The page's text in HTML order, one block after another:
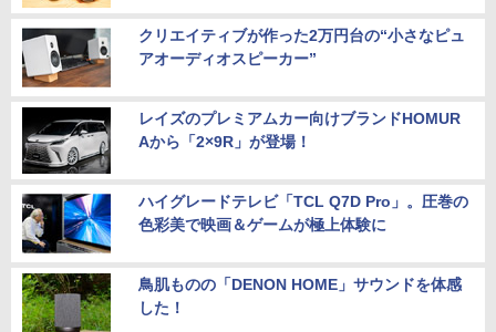
クリエイティブが作った2万円台の“小さなピュ
アオーディオスピーカー”
レイズのプレミアムカー向けブランドHOMUR
Aから「2×9R」が登場！
ハイグレードテレビ「TCL Q7D Pro」。圧巻の
色彩美で映画＆ゲームが極上体験に
鳥肌ものの「DENON HOME」サウンドを体感
した！